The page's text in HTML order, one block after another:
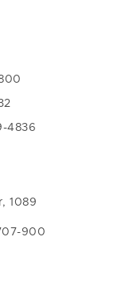
4836
1089
900